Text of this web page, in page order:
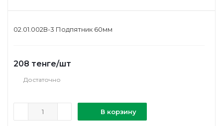
02.01.002В-3 Подпятник 60мм
208 тенге/шт
Достаточно
В корзину